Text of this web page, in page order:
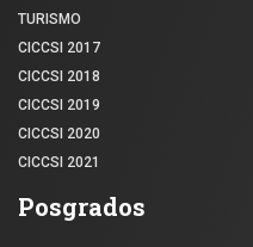
TURISMO
CICCSI 2017
CICCSI 2018
CICCSI 2019
CICCSI 2020
CICCSI 2021
Posgrados